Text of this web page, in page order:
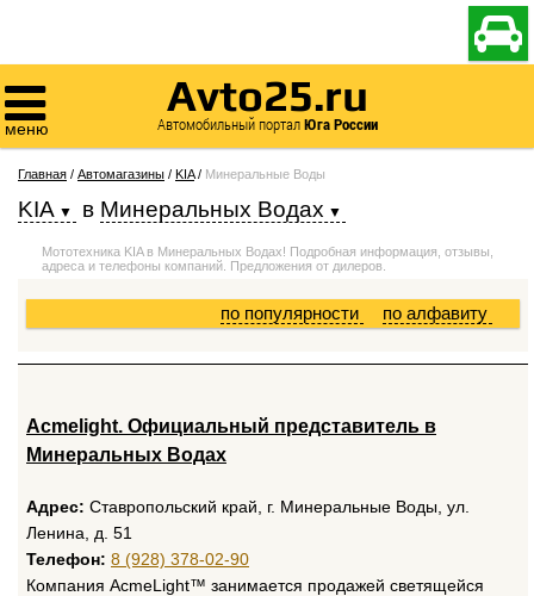


меню
Avto25.ru
Автомобильный порталЮга России
Главная / Автомагазины / KIA/ Минеральные Воды
KIA в Минеральных Водах
Мототехника KIA в Минеральных Водах! Подробная информация, отзывы,
адреса и телефоны компаний. Предложения от дилеров.
по алфавиту
по популярности
Acmelight. Официальный представитель в
Минеральных Водах
Адрес: Ставропольский край, г. Минеральные Воды, ул.
Ленина, д. 51
Телефон: 8 (928) 378-02-90
Компания AcmeLight™ занимается продажей светящейся